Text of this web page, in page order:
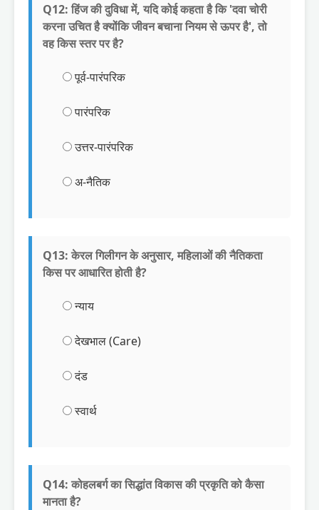
Q12: हिंज की दुविधा में, यदि कोई कहता है कि 'दवा चोरी
करना उचित है क्योंकि जीवन बचाना नियम से ऊपर है', तो
वह किस स्तर पर है?
पूर्व-पारंपरिक
पारंपरिक
उत्तर-पारंपरिक
अ-नैतिक
Q13: केरल गिलीगन के अनुसार, महिलाओं की नैतिकता
किस पर आधारित होती है?
न्याय
देखभाल (Care)
दंड
स्वार्थ
Q14: कोहलबर्ग का सिद्धांत विकास की प्रकृति को कैसा
मानता है?